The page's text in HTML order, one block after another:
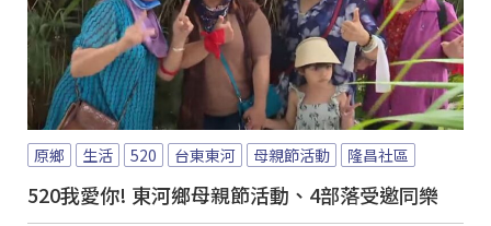
原鄉 生活 520 台東東河 母親節活動 隆昌社區
520我愛你! 東河鄉母親節活動、4部落受邀同樂